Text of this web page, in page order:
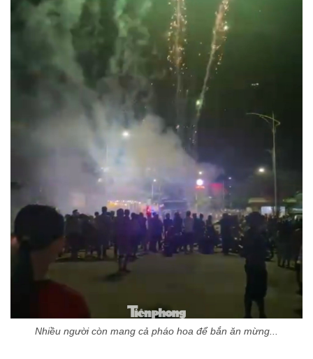
Nhiều người còn mang cả pháo hoa để bắn ăn mừng...